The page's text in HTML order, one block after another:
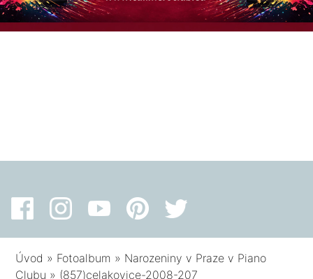
Úvod » Fotoalbum » Narozeniny v Praze v Piano
Clubu » (857)celakovice-2008-207